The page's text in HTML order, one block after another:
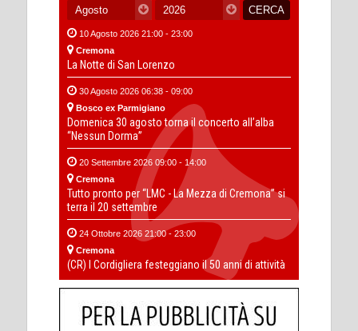
10 Agosto 2026 21:00 - 23:00
Cremona
La Notte di San Lorenzo
30 Agosto 2026 06:38 - 09:00
Bosco ex Parmigiano
Domenica 30 agosto torna il concerto all’alba
“Nessun Dorma”
20 Settembre 2026 09:00 - 14:00
Cremona
Tutto pronto per “LMC - La Mezza di Cremona” si
terra il 20 settembre
24 Ottobre 2026 21:00 - 23:00
Cremona
(CR) I Cordigliera festeggiano il 50 anni di attività